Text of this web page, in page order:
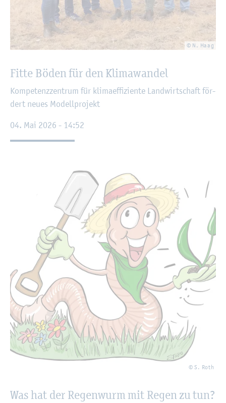
© N. Haag
Fitte Böden für den Kli­ma­wan­del
Kom­pe­tenz­zen­trum für kli­ma­ef­fi­zi­en­te Land­wirt­schaft för­
dert neues Mo­dell­pro­jekt
04. Mai 2026 - 14:52
© S. Roth
Was hat der Re­gen­wurm mit Regen zu tun?